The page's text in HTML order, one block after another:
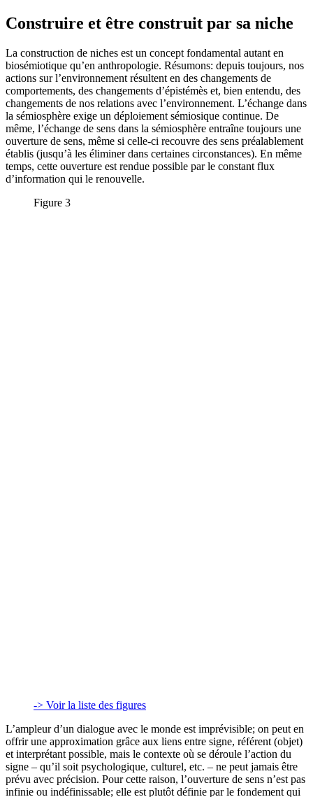
Construire et être construit par sa niche
La construction de niches est un concept fondamental autant en
biosémiotique qu’en anthropologie. Résumons: depuis toujours, nos
actions sur l’environnement résultent en des changements de
comportements, des changements d’épistémès et, bien entendu, des
changements de nos relations avec l’environnement. L’échange dans
la sémiosphère exige un déploiement sémiosique continue. De
même, l’échange de sens dans la sémiosphère entraîne toujours une
ouverture de sens, même si celle-ci recouvre des sens préalablement
établis (jusqu’à les éliminer dans certaines circonstances). En même
temps, cette ouverture est rendue possible par le constant flux
d’information qui le renouvelle.
Figure 3
-> Voir la liste des figures
L’ampleur d’un dialogue avec le monde est imprévisible; on peut en
offrir une approximation grâce aux liens entre signe, référent (objet)
et interprétant possible, mais le contexte où se déroule l’action du
signe – qu’il soit psychologique, culturel, etc. – ne peut jamais être
prévu avec précision. Pour cette raison, l’ouverture de sens n’est pas
infinie ou indéfinissable; elle est plutôt définie par le fondement qui